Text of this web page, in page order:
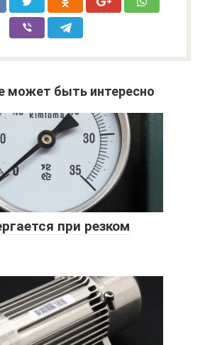
может быть интересно
при резком